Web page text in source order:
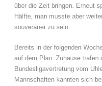
über die Zeit bringen. Erneut
Hälfte, man musste aber
souveräner zu sein.
Bereits in der folgenden
auf dem Plan. Zuhause trafen
Bundesligavertretung vom
Mannschaften kannten sich